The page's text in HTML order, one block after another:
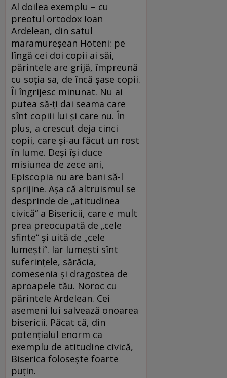
Al doilea exemplu – cu
preotul ortodox Ioan
Ardelean, din satul
maramureşean Hoteni: pe
lîngă cei doi copii ai săi,
părintele are grijă, împreună
cu soţia sa, de încă şase copii.
Îi îngrijesc minunat. Nu ai
putea să-ţi dai seama care
sînt copiii lui şi care nu. În
plus, a crescut deja cinci
copii, care şi-au făcut un rost
în lume. Deşi îşi duce
misiunea de zece ani,
Episcopia nu are bani să-l
sprijine. Aşa că altruismul se
desprinde de „atitudinea
civică“ a Bisericii, care e mult
prea preocupată de „cele
sfinte“ şi uită de „cele
lumeşti“. Iar lumeşti sînt
suferinţele, sărăcia,
comesenia şi dragostea de
aproapele tău. Noroc cu
părintele Ardelean. Cei
asemeni lui salvează onoarea
bisericii. Păcat că, din
potenţialul enorm ca
exemplu de atitudine civică,
Biserica foloseşte foarte
puţin.